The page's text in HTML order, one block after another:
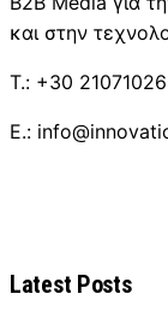
και στην
T.: +30
E.:
Latest Posts